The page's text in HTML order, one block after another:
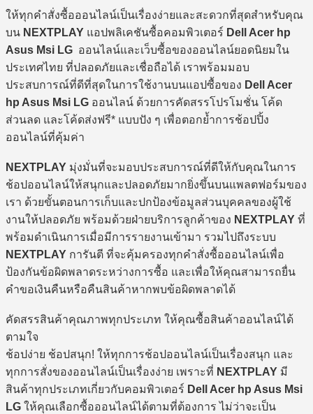
ให้ทุกคำสั่งซื้อออนไลน์เป็นเรื่องง่ายและสะดวกที่สุดสำหรับคุณ
บน NEXTPLAY แอปพลิเคชันซื้อคอมพิวเตอร์ Dell Acer hp
Asus Msi LG ออนไลน์และเว็บซื้อของออนไลน์ยอดนิยมใน
ประเทศไทย ที่ปลอดภัยและเชื่อถือได้ เราพร้อมมอบ
ประสบการณ์ที่ดีที่สุดในการใช้งานบนแอปซื้อของ Dell Acer
hp Asus Msi LG ออนไลน์ ด้วยการคัดสรรโปรโมชั่น โค้ด
ส่วนลด และโค้ดส่งฟรี* แบบปัง ๆ เพื่อตอกย้ำการช้อปปิ้ง
ออนไลน์ที่คุ้มค่า
NEXTPLAY มุ่งมั่นที่จะมอบประสบการณ์ที่ดีให้กับคุณในการ
ช้อปออนไลน์ให้สนุกและปลอดภัยมากยิ่งขึ้นบนแพลตฟอร์มของ
เรา ด้วยขั้นตอนการเก็บและปกป้องข้อมูลส่วนบุคคลของผู้ใช้
งานให้ปลอดภัย พร้อมด้วยฝ่ายบริการลูกค้าของ NEXTPLAY ที่
พร้อมดำเนินการเมื่อมีการรายงานเข้ามา รวมไปถึงระบบ
NEXTPLAY การันตี ที่จะคุ้มครองทุกคำสั่งซื้อออนไลน์เพื่อ
ป้องกันข้อผิดพลาดระหว่างการซื้อ และเพื่อให้คุณสามารถยื่น
คำขอเงินคืนหรือคืนสินค้าหากพบข้อผิดพลาดได้
คัดสรรสินค้าคุณภาพทุกประเภท ให้คุณซื้อสินค้าออนไลน์ได้
ตามใจ
ช้อปง่าย ช้อปสนุก! ให้ทุกการช้อปออนไลน์เป็นเรื่องสนุก และ
ทุกการสั่งของออนไลน์เป็นเรื่องง่าย เพราะที่ NEXTPLAY มี
สินค้าทุกประเภทเกี่ยวกับคอมพิวเตอร์ Dell Acer hp Asus Msi
LG ให้คุณเลือกซื้อออนไลน์ได้ตามที่ต้องการ ไม่ว่าจะเป็น